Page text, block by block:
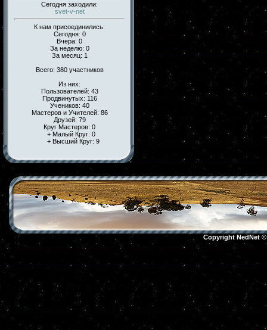
Сегодня заходили:
svet-v-net
К нам присоединились:
Сегодня: 0
Вчера: 0
За неделю: 0
За месяц: 1
Всего: 380 участников
Из них:
Пользователей: 43
Продвинутых: 116
Учеников: 40
Мастеров и Учителей: 86
Друзей: 79
Круг Мастеров: 0
+ Малый Круг: 0
+ Высший Круг: 9
Copyright NedNet